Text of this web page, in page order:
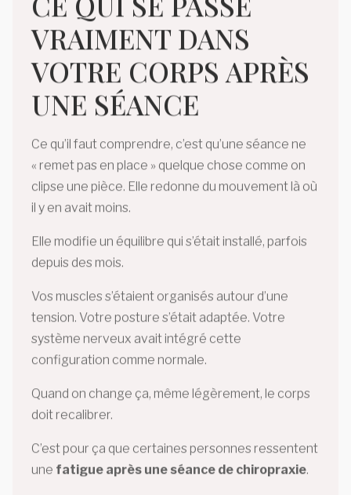
VRAIMENT DANS
VOTRE CORPS APRÈS
UNE SÉANCE
Ce qu’il faut comprendre, c’est qu’une séance ne
« remet pas en place » quelque chose comme on
clipse une pièce. Elle redonne du mouvement là où
il y en avait moins.
Elle modifie un équilibre qui s’était installé, parfois
depuis des mois.
Vos muscles s’étaient organisés autour d’une
tension. Votre posture s’était adaptée. Votre
système nerveux avait intégré cette
configuration comme normale.
Quand on change ça, même légèrement, le corps
doit recalibrer.
C’est pour ça que certaines personnes ressentent
une fatigue après une séance de chiropraxie.